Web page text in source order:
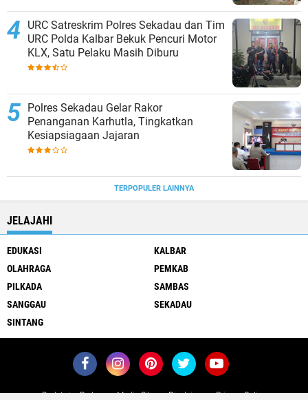
URC Satreskrim Polres Sekadau dan Tim
URC Polda Kalbar Bekuk Pencuri Motor
KLX, Satu Pelaku Masih Diburu
Polres Sekadau Gelar Rakor
Penanganan Karhutla, Tingkatkan
Kesiapsiagaan Jajaran
TERPOPULER LAINNYA
JELAJAHI
EDUKASI
KALBAR
OLAHRAGA
PEMKAB
PILKADA
SAMBAS
SANGGAU
SEKADAU
SINTANG
Redaksi Pedoman Media Siber Disclaimer Privacy Policy